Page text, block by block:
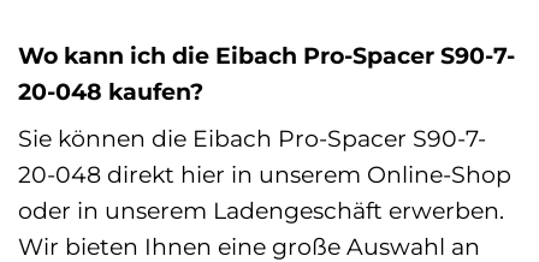
Wo kann ich die Eibach Pro-Spacer S90-7-
20-048 kaufen?
Sie können die Eibach Pro-Spacer S90-7-
20-048 direkt hier in unserem Online-Shop
oder in unserem Ladengeschäft erwerben.
Wir bieten Ihnen eine große Auswahl an